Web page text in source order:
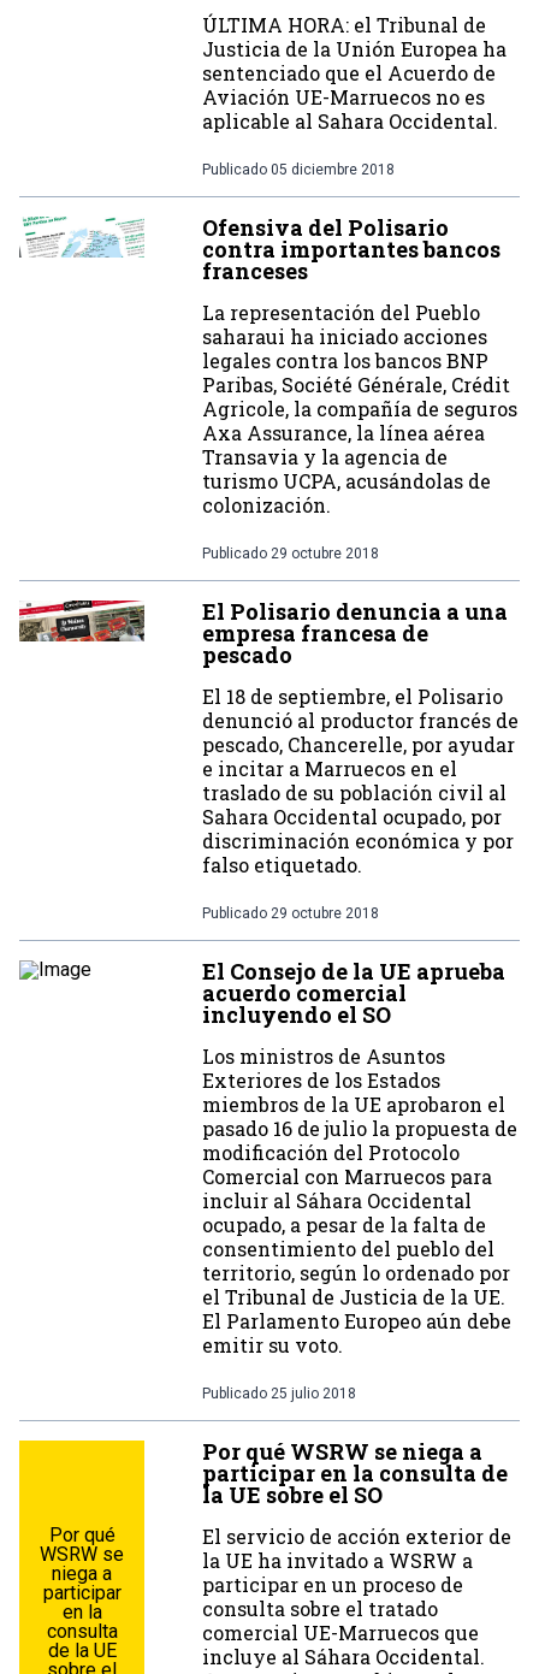
ÚLTIMA HORA: el Tribunal de
Justicia de la Unión Europea ha
sentenciado que el Acuerdo de
Aviación UE-Marruecos no es
aplicable al Sahara Occidental.
Publicado 05 diciembre 2018
Ofensiva del Polisario
contra importantes bancos
franceses
La representación del Pueblo
saharaui ha iniciado acciones
legales contra los bancos BNP
Paribas, Société Générale, Crédit
Agricole, la compañía de seguros
Axa Assurance, la línea aérea
Transavia y la agencia de
turismo UCPA, acusándolas de
colonización.
Publicado 29 octubre 2018
El Polisario denuncia a una
empresa francesa de
pescado
El 18 de septiembre, el Polisario
denunció al productor francés de
pescado, Chancerelle, por ayudar
e incitar a Marruecos en el
traslado de su población civil al
Sahara Occidental ocupado, por
discriminación económica y por
falso etiquetado.
Publicado 29 octubre 2018
El Consejo de la UE aprueba
acuerdo comercial
incluyendo el SO
Los ministros de Asuntos
Exteriores de los Estados
miembros de la UE aprobaron el
pasado 16 de julio la propuesta de
modificación del Protocolo
Comercial con Marruecos para
incluir al Sáhara Occidental
ocupado, a pesar de la falta de
consentimiento del pueblo del
territorio, según lo ordenado por
el Tribunal de Justicia de la UE.
El Parlamento Europeo aún debe
emitir su voto.
Publicado 25 julio 2018
Por qué
WSRW se
niega a
participar
en la
consulta
de la UE
Por qué WSRW se niega a
participar en la consulta de
la UE sobre el SO
El servicio de acción exterior de
la UE ha invitado a WSRW a
participar en un proceso de
consulta sobre el tratado
comercial UE-Marruecos que
incluye al Sáhara Occidental.